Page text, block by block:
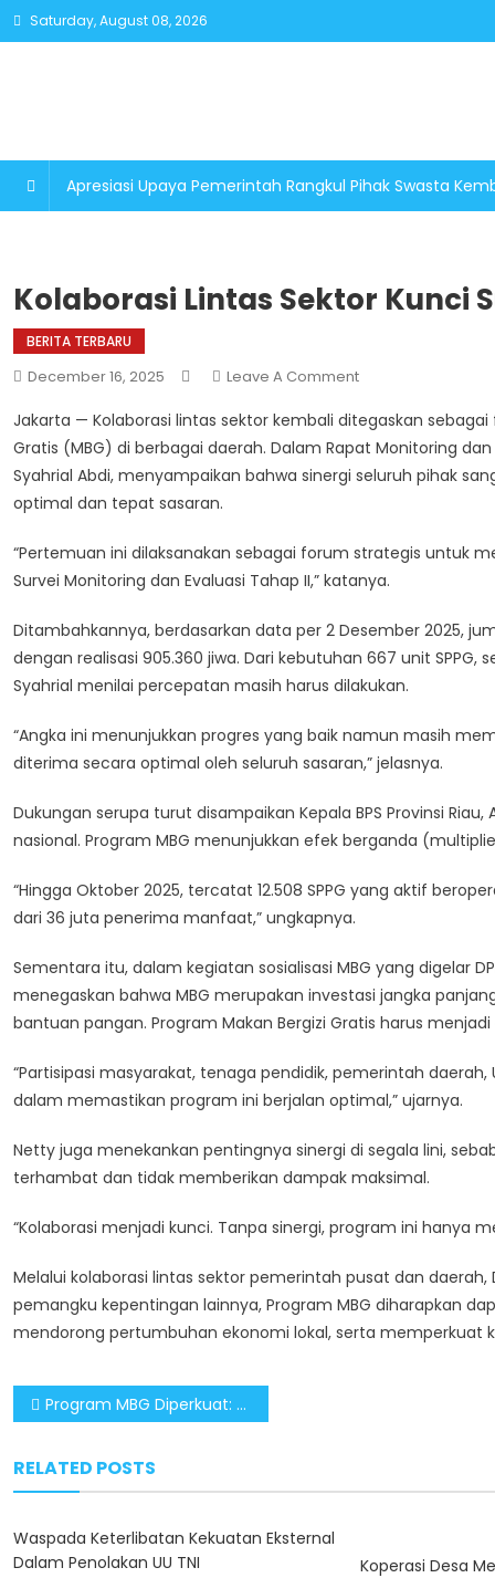
Skip
to
Saturday, August 08, 2026
Apresiasi Upaya Pemerintah Rangkul Pihak Swasta
Kolaborasi Lintas Sektor Kunci
BERITA TERBARU
December 16, 2025 Leave A CommentOn
Lintas
Sektor
Kunci
Program
MBG
Jakarta — Kolaborasi lintas sektor kembali ditegaskan
Gratis (MBG) di berbagai daerah. Dalam Rapat Monitoring
Syahrial Abdi, menyampaikan bahwa sinergi seluruh pihak
optimal dan tepat sasaran.
“Pertemuan ini dilaksanakan sebagai forum strategis untuk
Survei Monitoring dan Evaluasi Tahap II,” katanya.
Ditambahkannya, berdasarkan data per 2 Desember 2025,
dengan realisasi 905.360 jiwa. Dari kebutuhan 667 unit
Syahrial menilai percepatan masih harus dilakukan.
“Angka ini menunjukkan progres yang baik namun masih
diterima secara optimal oleh seluruh sasaran,” jelasnya.
Dukungan serupa turut disampaikan Kepala BPS Provinsi
nasional. Program MBG menunjukkan efek berganda
“Hingga Oktober 2025, tercatat 12.508 SPPG yang aktif
dari 36 juta penerima manfaat,” ungkapnya.
Sementara itu, dalam kegiatan sosialisasi MBG yang digelar
menegaskan bahwa MBG merupakan investasi jangka
bantuan pangan. Program Makan Bergizi Gratis harus
“Partisipasi masyarakat, tenaga pendidik, pemerintah
dalam memastikan program ini berjalan optimal,” ujarnya.
Netty juga menekankan pentingnya sinergi di segala lini,
terhambat dan tidak memberikan dampak maksimal.
“Kolaborasi menjadi kunci. Tanpa sinergi, program ini hanya
Melalui kolaborasi lintas sektor pemerintah pusat dan daerah,
pemangku kepentingan lainnya, Program MBG diharapkan
mendorong pertumbuhan ekonomi lokal, serta memperkuat
Post
Program MBG Diperkuat: BGN Koordinasi Intensif dengan Sekolah dan Rumah Sakit
RELATED POSTS
Waspada Keterlibatan Kekuatan Eksternal
Dalam Penolakan UU TNI
Koperasi Desa